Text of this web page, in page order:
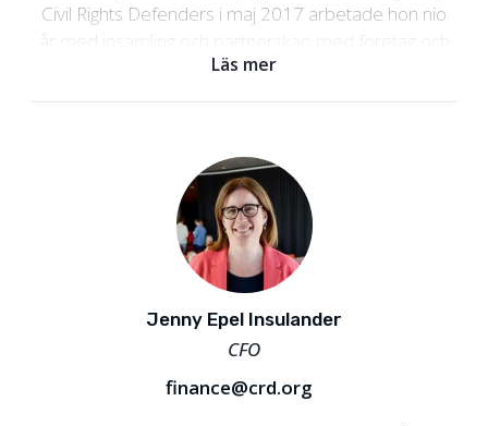
Civil Rights Defenders i maj 2017 arbetade hon nio
år med insamling och partnerskap med företag och
stora givare på SOS Barnbyar Sverige. Hon har även
arbetat vid Frankrikes exportråd i Stockholm,
Läs mer
Jenny Epel Insulander
CFO
finance@crd.org